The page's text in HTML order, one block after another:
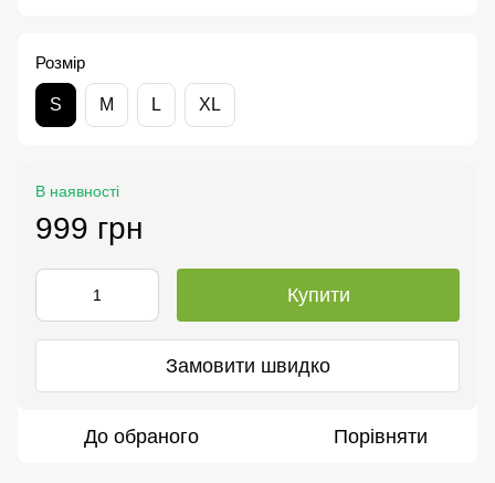
Розмір
S M L XL
В наявності
999 грн
Купити
Замовити швидко
До обраного Порівняти